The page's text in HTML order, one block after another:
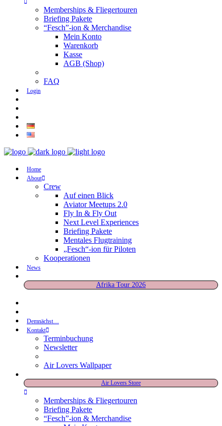
Memberships & Fliegertouren
Briefing Pakete
“Fesch”-ion & Merchandise
Mein Konto
Warenkorb
Kasse
AGB (Shop)
FAQ
Login
Home
About
Crew
Auf einen Blick
Aviator Meetups 2.0
Fly In & Fly Out
Next Level Experiences
Briefing Pakete
Mentales Flugtraining
„Fesch“-ion für Piloten
Kooperationen
News
Afrika Tour 2026
Demnächst…
Kontakt
Terminbuchung
Newsletter
Air Lovers Wallpaper
Air Lovers Store
Memberships & Fliegertouren
Briefing Pakete
“Fesch”-ion & Merchandise